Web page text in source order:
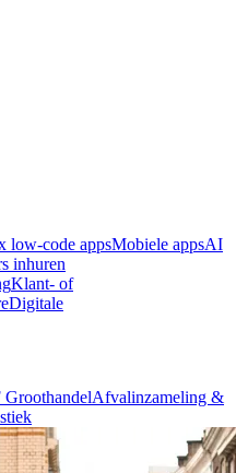
low-code appsMobiele appsAI
inhuren
Klant- of
Digitale
Afvalinzameling &